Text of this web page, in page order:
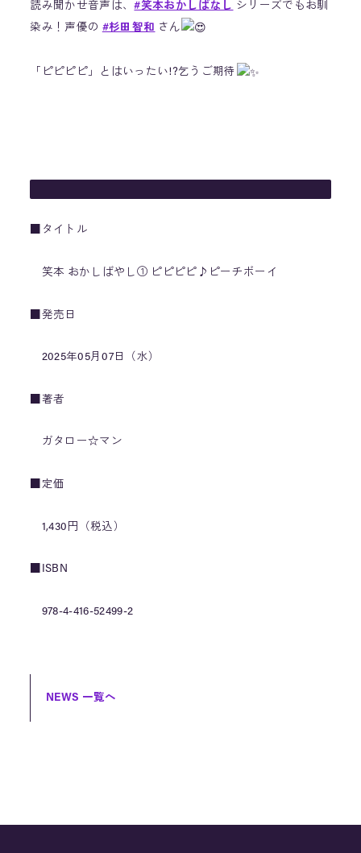
読み聞かせ音声は、#笑本おかしばなし シリーズでもお馴
染み！声優の #杉田智和 さん
「ピピピピ」とはいったい!?乞うご期待
■タイトル
笑本 おかしばやし① ピピピピ♪ピーチボーイ
■発売日
2025年05月07日（水）
■著者
ガタロー☆マン
■定価
1,430円（税込）
■ISBN
978-4-416-52499-2
NEWS 一覧へ